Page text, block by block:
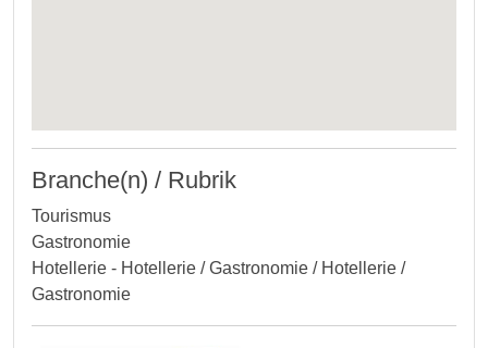
Branche(n) / Rubrik
Tourismus
Gastronomie
Hotellerie - Hotellerie / Gastronomie / Hotellerie /
Gastronomie